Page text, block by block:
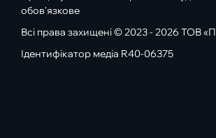
обов'язкове
Всі права захищені © 2023 - 2026 ТОВ
Ідентифікатор медіа R40-06375